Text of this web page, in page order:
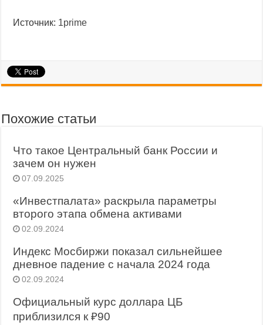
Источник: 1prime
Похожие статьи
Что такое Центральный банк России и
зачем он нужен
07.09.2025
«Инвестпалата» раскрыла параметры
второго этапа обмена активами
02.09.2024
Индекс Мосбиржи показал сильнейшее
дневное падение с начала 2024 года
02.09.2024
Официальный курс доллара ЦБ
приблизился к ₽90